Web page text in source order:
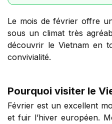
Le mois de février offre
sous un climat très
découvrir le Vietnam en
convivialité.
Pourquoi visiter le
Février est un excellent
et fuir l’hiver européen.